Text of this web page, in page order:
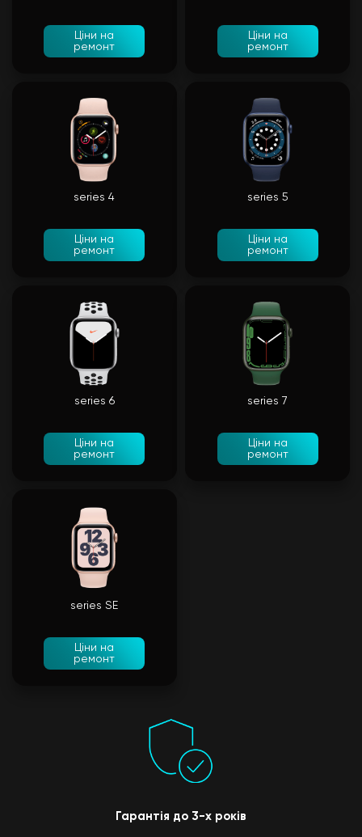
Ціни на
ремонт
Ціни на
ремонт
series 4
Ціни на
ремонт
series 5
Ціни на
ремонт
series 6
Ціни на
ремонт
series 7
Ціни на
ремонт
series SE
Ціни на
ремонт
Гарантія до 3-х років